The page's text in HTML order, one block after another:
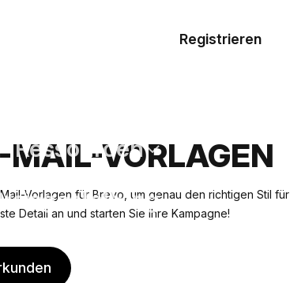
Ressourcen
Registrieren
MAIL-VORLAGEN
Vorlagen für Brevo, um genau den richtigen Stil
Detail an und starten Sie Ihre Kampagne!